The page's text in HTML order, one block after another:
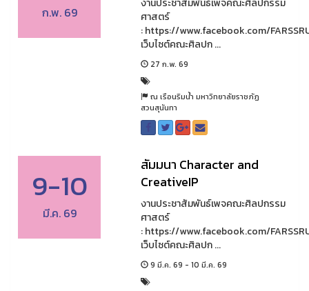
ก.พ. 69
งานประชาสัมพันธ์เพจคณะศิลปกรรม
ศาสตร์
: https://www.facebook.com/
เว็บไซต์คณะศิลปก ...
27 ก.พ. 69
ณ เรือนริมน้ำ มหาวิทยาลัยราชภัฏ
สวนสุนันทา
9-10
มี.ค. 69
สัมมนา Character and
CreativeIP
งานประชาสัมพันธ์เพจคณะศิลปกรรม
ศาสตร์
: https://www.facebook.com/
เว็บไซต์คณะศิลปก ...
9 มี.ค. 69 - 10 มี.ค. 69